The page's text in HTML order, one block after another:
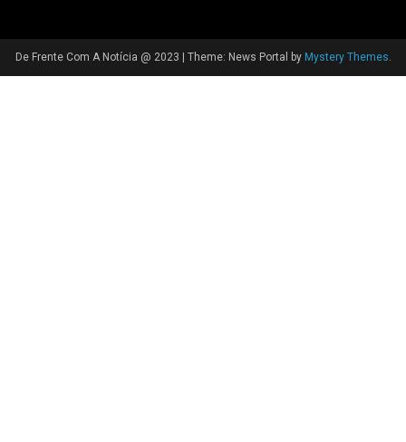
De Frente Com A Notícia @ 2023 | Theme: News Portal by Mystery Themes